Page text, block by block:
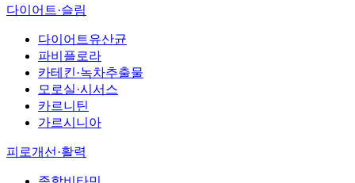
다이어트·슬림
다이어트유산균
파비플로라
카테킨·녹차추출물
모로실·시서스
카르니틴
가르시니아
피로개선·활력